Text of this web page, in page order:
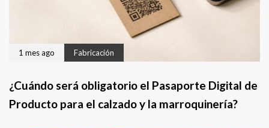
1 mes ago Fabricación
¿Cuándo será obligatorio el Pasaporte Digital de
Producto para el calzado y la marroquinería?